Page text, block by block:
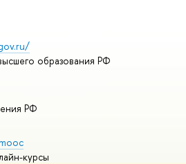
образования РФ
РФ
курсы